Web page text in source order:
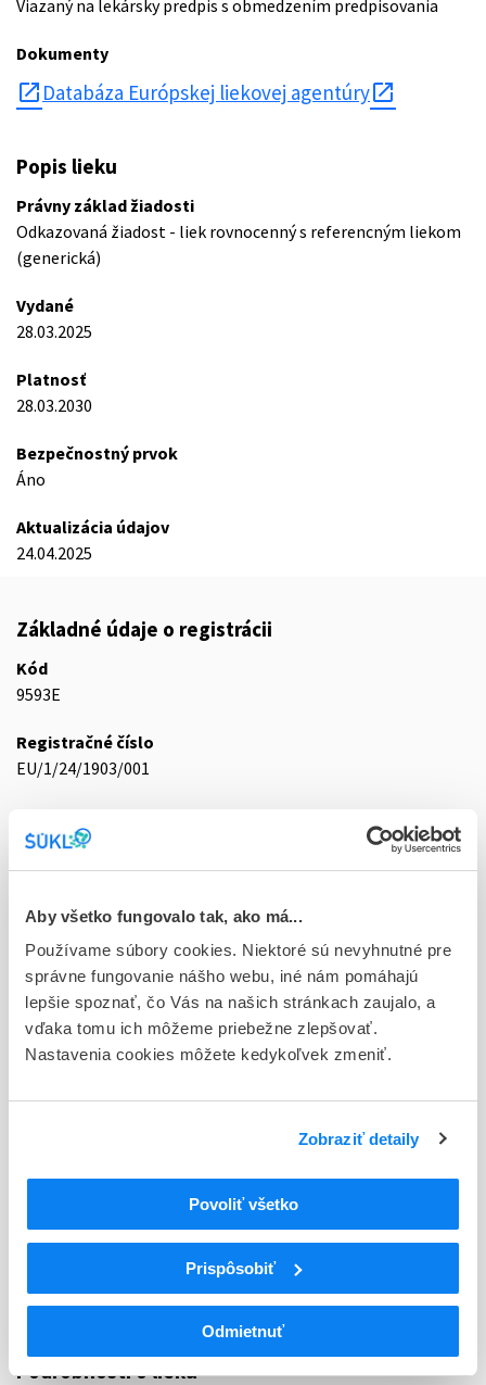
Aby všetko fungovalo tak, ako má...
Používame súbory cookies. Niektoré sú nevyhnutné pre
správne fungovanie nášho webu, iné nám pomáhajú
lepšie spoznať, čo Vás na našich stránkach zaujalo, a
vďaka tomu ich môžeme priebežne zlepšovať.
Nastavenia cookies môžete kedykoľvek zmeniť.
Zobraziť detaily
Povoliť všetko
Prispôsobiť
Odmietnuť
Viazaný na lekársky predpis s obmedzením predpisovania
Dokumenty
open_in_new Databáza Európskej liekovej agentúry
Popis lieku
Právny základ žiadosti
Odkazovaná žiadost - liek rovnocenný s referencným liekom
(generická)
Vydané
28.03.2025
Platnosť
28.03.2030
Bezpečnostný prvok
Áno
Aktualizácia údajov
24.04.2025
Základné údaje o registrácii
Kód
9593E
Registračné číslo
EU/1/24/1903/001
tbl flm 14x12,5 mg (blis.OPA/Al/PVC/Al)
E - EU registrácia
Typ registračnej procedúry
Európska
Držiteľ, krajina
Accord Healthcare S.L.U, Španielsko
16 - ANTICOAGULANTIA (FIBRINOLYTICA, ANTIFIBRINOL.)
ATC
KRV A KRVOTVORNÉ ORGÁNY
B02
ANTIHEMORAGIKÁ (HEMOSTATIKÁ)
LOKÁLNE HEMOSTATIKÁ, KOMBINÁCIE
B02BX05
Eltrombopag
Podrobnosti o lieku